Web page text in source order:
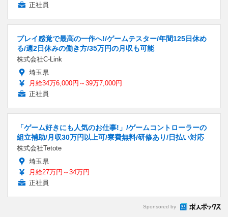
正社員
プレイ感覚で最高の一作へ!/ゲームテスター/年間125日休め
る/週2日休みの働き方/35万円の月収も可能
株式会社C-Link
埼玉県
月給34万6,000円～39万7,000円
正社員
「ゲーム好きにも人気のお仕事!」/ゲームコントローラーの
組立補助/月収30万円以上可/寮費無料/研修あり/日払い対応
株式会社Tetote
埼玉県
月給27万円～34万円
正社員
Sponsored by